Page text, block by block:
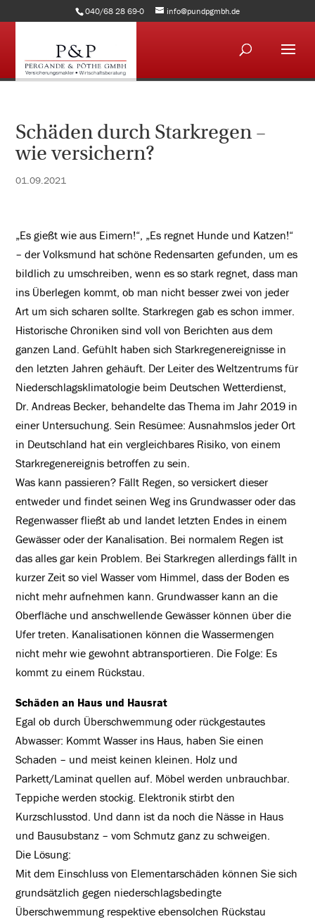
040/68 28 69-0 info@pundpgmbh.de
Schäden durch Starkregen –
wie versichern?
01.09.2021
„Es gießt wie aus Eimern!“, „Es regnet Hunde und Katzen!“
– der Volksmund hat schöne Redensarten gefunden, um es
bildlich zu umschreiben, wenn es so stark regnet, dass man
ins Überlegen kommt, ob man nicht besser zwei von jeder
Art um sich scharen sollte. Starkregen gab es schon immer.
Historische Chroniken sind voll von Berichten aus dem
ganzen Land. Gefühlt haben sich Starkregenereignisse in
den letzten Jahren gehäuft. Der Leiter des Weltzentrums für
Niederschlagsklimatologie beim Deutschen Wetterdienst,
Dr. Andreas Becker, behandelte das Thema im Jahr 2019 in
einer Untersuchung. Sein Resümee: Ausnahmslos jeder Ort
in Deutschland hat ein vergleichbares Risiko, von einem
Starkregenereignis betroffen zu sein.
Was kann passieren? Fällt Regen, so versickert dieser
entweder und findet seinen Weg ins Grundwasser oder das
Regenwasser fließt ab und landet letzten Endes in einem
Gewässer oder der Kanalisation. Bei normalem Regen ist
das alles gar kein Problem. Bei Starkregen allerdings fällt in
kurzer Zeit so viel Wasser vom Himmel, dass der Boden es
nicht mehr aufnehmen kann. Grundwasser kann an die
Oberfläche und anschwellende Gewässer können über die
Ufer treten. Kanalisationen können die Wassermengen
nicht mehr wie gewohnt abtransportieren. Die Folge: Es
kommt zu einem Rückstau.
Schäden an Haus und Hausrat
Egal ob durch Überschwemmung oder rückgestautes
Abwasser: Kommt Wasser ins Haus, haben Sie einen
Schaden – und meist keinen kleinen. Holz und
Parkett/Laminat quellen auf. Möbel werden unbrauchbar.
Teppiche werden stockig. Elektronik stirbt den
Kurzschlusstod. Und dann ist da noch die Nässe in Haus
und Bausubstanz – vom Schmutz ganz zu schweigen.
Die Lösung:
Mit dem Einschluss von Elementarschäden können Sie sich
grundsätzlich gegen niederschlagsbedingte
Überschwemmung respektive ebensolchen Rückstau